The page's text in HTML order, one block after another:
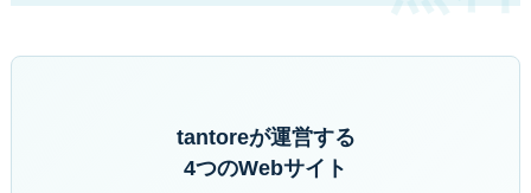
tantoreが運営する
4つのWebサイト